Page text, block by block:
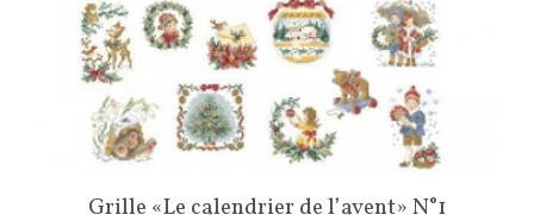
Grille «Le calendrier de l’avent» N°1